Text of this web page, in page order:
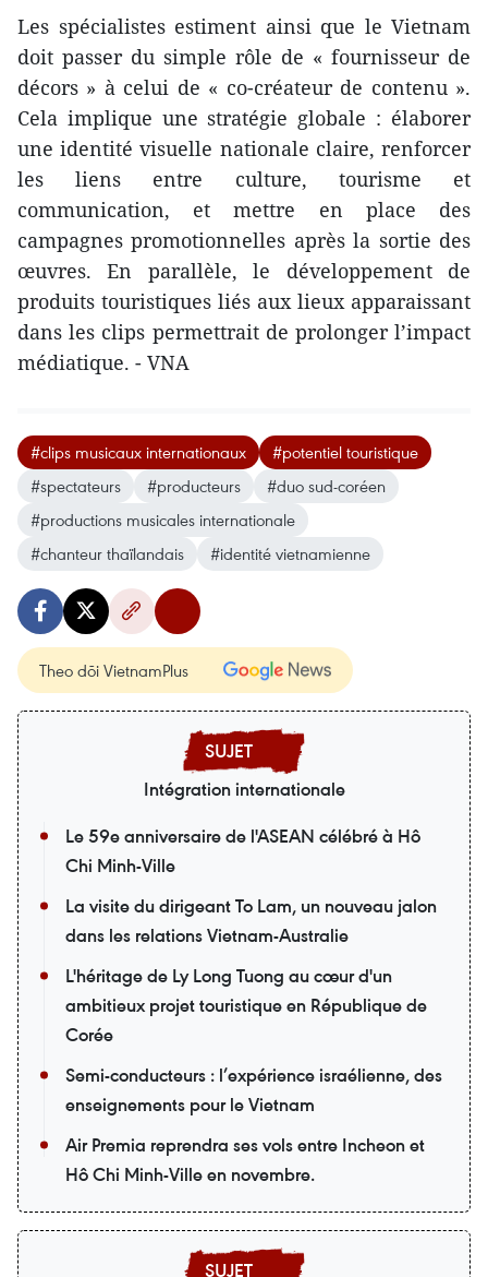
Les spécialistes estiment ainsi que le Vietnam
doit passer du simple rôle de « fournisseur de
décors » à celui de « co-créateur de contenu ».
Cela implique une stratégie globale : élaborer
une identité visuelle nationale claire, renforcer
les liens entre culture, tourisme et
communication, et mettre en place des
campagnes promotionnelles après la sortie des
œuvres. En parallèle, le développement de
produits touristiques liés aux lieux apparaissant
dans les clips permettrait de prolonger l’impact
médiatique. - VNA
#clips musicaux internationaux
#potentiel touristique
#spectateurs
#producteurs
#duo sud-coréen
#productions musicales internationale
#chanteur thaïlandais
#identité vietnamienne
Theo dõi VietnamPlus
Intégration internationale
Le 59e anniversaire de l'ASEAN célébré à Hô
Chi Minh-Ville
La visite du dirigeant To Lam, un nouveau jalon
dans les relations Vietnam-Australie
L'héritage de Ly Long Tuong au cœur d'un
ambitieux projet touristique en République de
Corée
Semi-conducteurs : l’expérience israélienne, des
enseignements pour le Vietnam
Air Premia reprendra ses vols entre Incheon et
Hô Chi Minh-Ville en novembre.